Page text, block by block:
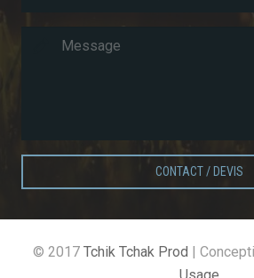
CONTACT / DEVIS
© 2017 Tchik Tchak Prod |